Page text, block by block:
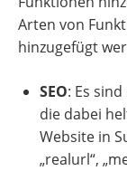
Arten von
hinzugefügt
SEO: Es
die dabei
Website in
„realurl“,